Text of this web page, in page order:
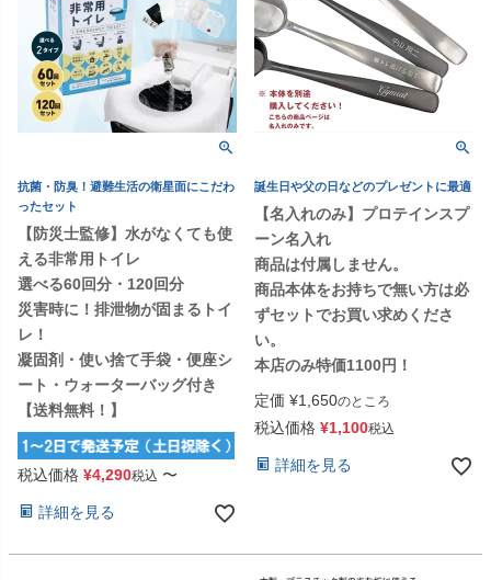
抗菌・防臭！避難生活の衛星面にこだわ
ったセット
【防災士監修】水がなくても使
える非常用トイレ
選べる60回分・120回分
災害時に！排泄物が固まるトイ
レ！
凝固剤・使い捨て手袋・便座シ
ート・ウォーターバッグ付き
【送料無料！】
税込価格 ¥4,290税込 〜
詳細を見る
誕生日や父の日などのプレゼントに最適
【名入れのみ】プロテインスプ
ーン名入れ
商品は付属しません。
商品本体をお持ちで無い方は必
ずセットでお買い求めくださ
い。
本店のみ特価1100円！
定価 ¥1,650のところ
税込価格 ¥1,100税込
詳細を見る